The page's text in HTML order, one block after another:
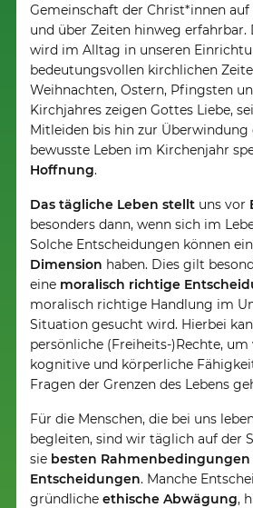
Gemeinschaft der Christ*innen
und über Zeiten hinweg erfahrbar.
wird im Alltag in unseren
bedeutungsvollen kirchlichen
Weihnachten, Ostern, Pfingsten
Kirchjahres zeigen Gottes Liebe,
Mitleiden bis hin zur Überwindung
bewusste Leben im Kirchenjahr
Hoffnung.
Das tägliche Leben stellt uns vor
besonders dann, wenn sich im
Solche Entscheidungen können
Dimension haben. Dies gilt
eine moralisch richtige
moralisch richtige Handlung im
Situation gesucht wird. Hierbei
persönliche (Freiheits-)Rechte,
kognitive und körperliche
Fragen der Grenzen des Lebens
Für die Menschen, die bei uns
begleiten, sind wir täglich auf der
sie besten
Entscheidungen. Manche
gründlicheethische Abwägung,